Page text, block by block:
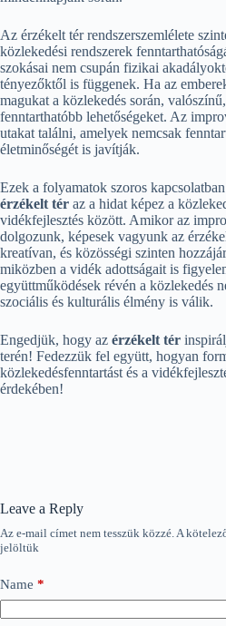
Az érzékelt tér rendszerszemlélete
közlekedési rendszerek
szokásai nem csupán fizikai
tényezőktől is függenek. Ha az
magukat a közlekedés során,
fenntarthatóbb lehetőségeket. Az
utakat találni, amelyek nemcsak
életminőségét is javítják.
Ezek a folyamatok szoros
érzékelt tér az a hidat képez a
vidékfejlesztés között. Amikor az
dolgozunk, képesek vagyunk az
kreatívan, és közösségi szinten
miközben a vidék adottságait is
együttműködések révén a közlekedés
szociális és kulturális élmény is válik.
Engedjük, hogy az érzékelt tér
terén! Fedezzük fel együtt, hogyan
közlekedésfenntartást és a
érdekében!
Leave a Reply
Az e-mail címet nem tesszük közzé.A
jelöltük
Name *